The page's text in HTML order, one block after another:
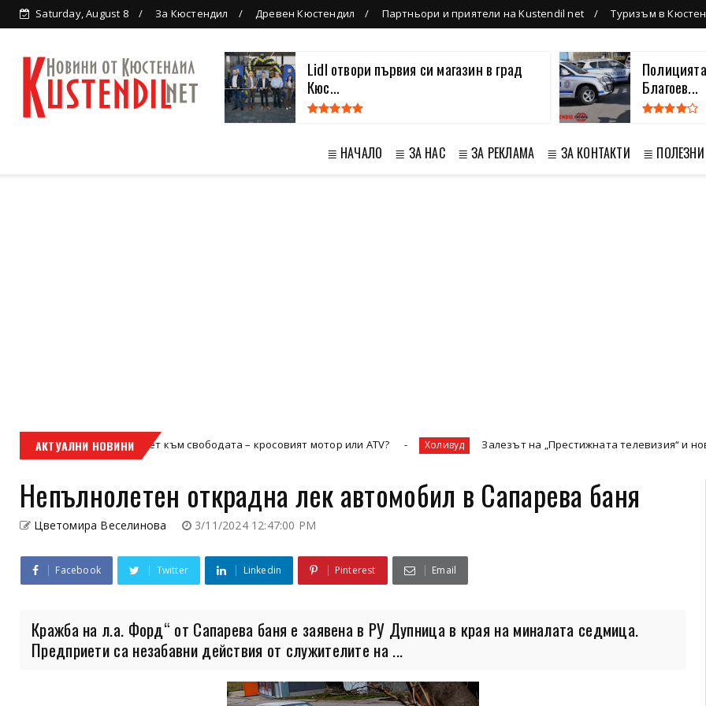
Saturday, August 8 За Кюстендил Древен Кюстендил Партньори и приятели на Kustendil net Туризъм в
Lidl отвори първия си магазин в град
Кюс...
Благоев...
≣ НАЧАЛО ≣ ЗА НАС ≣ ЗА РЕКЛАМА ≣ ЗА КОНТАКТИ ≣ ПОЛЕЗНИ
АКТУАЛНИ НОВИНИ
е твоят билет към свободата – кросовият мотор или ATV? Холивуд Залезът на „Престижната телевизия“ и новата
Непълнолетен открадна лек автомобил в Сапарева баня
Цветомира Веселинова 3/11/2024 12:47:00 PM
Facebook Twitter Linkedin Pinterest Email
Кражба на л.а. Форд“ от Сапарева баня е заявена в РУ Дупница в края на миналата седмица.
Предприети са незабавни действия от служителите на ...